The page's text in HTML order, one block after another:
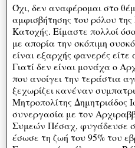
Όχι, δεν αναφέρομαι στο
αμφισβήτησης του ρόλου της
Κατοχής. Είμαστε πολλοί
με απορία την σκόπιμη
είναι εξαρχής φανερές είτε
Γιατί δεν είναι μονάχα ο
που ανοίγει την τεράστια
ξεχωρίζει κανέναν
Μητροπολίτης Δημητριάδος
συνεργασία με τον
Συμεών Πέσαχ, φυγάδευσε
έσωσε τη ζωή του 95% του